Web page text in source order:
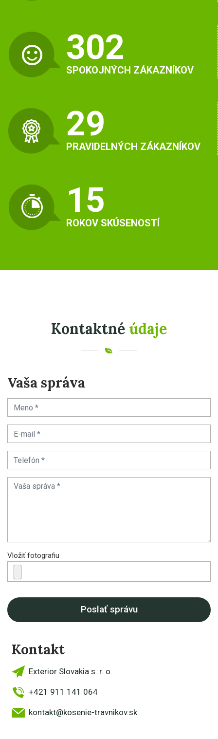
302
SPOKOJNÝCH ZÁKAZNÍKOV
29
PRAVIDELNÝCH ZÁKAZNÍKOV
15
ROKOV SKÚSENOSTÍ
Kontaktné údaje
Vaša správa
Vložiť fotografiu
Poslať správu
Kontakt
Exterior Slovakia s. r. o.
+421 911 141 064
kontakt@kosenie-travnikov.sk